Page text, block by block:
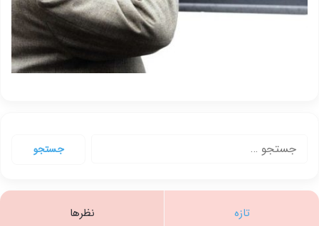
تازه نظرها